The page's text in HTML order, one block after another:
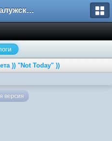
Блоги Калужского перекрестка
)) "Not Today" ))
версия